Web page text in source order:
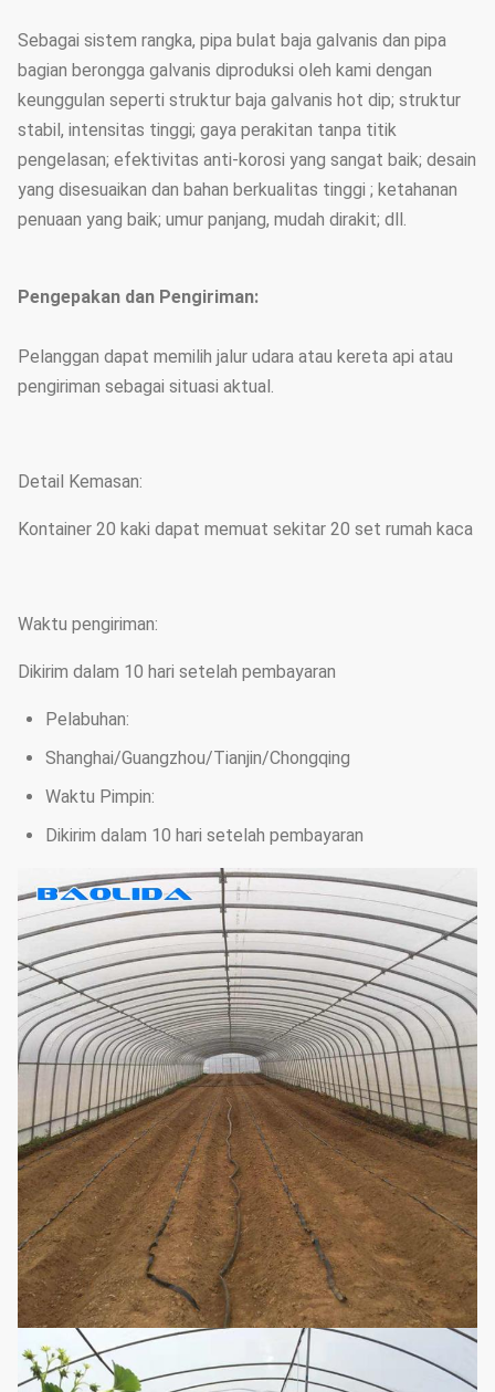
Sebagai sistem rangka, pipa bulat baja galvanis dan pipa
bagian berongga galvanis diproduksi oleh kami dengan
keunggulan seperti struktur baja galvanis hot dip; struktur
stabil, intensitas tinggi; gaya perakitan tanpa titik
pengelasan; efektivitas anti-korosi yang sangat baik; desain
yang disesuaikan dan bahan berkualitas tinggi ; ketahanan
penuaan yang baik; umur panjang, mudah dirakit; dll.
Pengepakan dan Pengiriman:
Pelanggan dapat memilih jalur udara atau kereta api atau
pengiriman sebagai situasi aktual.
Detail Kemasan:
Kontainer 20 kaki dapat memuat sekitar 20 set rumah kaca
Waktu pengiriman:
Dikirim dalam 10 hari setelah pembayaran
Pelabuhan:
Shanghai/Guangzhou/Tianjin/Chongqing
Waktu Pimpin:
Dikirim dalam 10 hari setelah pembayaran